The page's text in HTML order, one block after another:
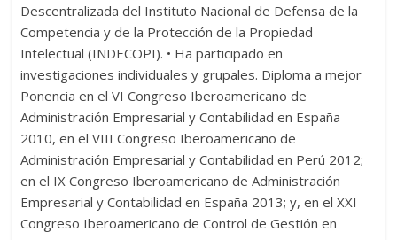
Descentralizada del Instituto Nacional de Defensa de la
Competencia y de la Protección de la Propiedad
Intelectual (INDECOPI). • Ha participado en
investigaciones individuales y grupales. Diploma a mejor
Ponencia en el VI Congreso Iberoamericano de
Administración Empresarial y Contabilidad en España
2010, en el VIII Congreso Iberoamericano de
Administración Empresarial y Contabilidad en Perú 2012;
en el IX Congreso Iberoamericano de Administración
Empresarial y Contabilidad en España 2013; y, en el XXI
Congreso Iberoamericano de Control de Gestión en